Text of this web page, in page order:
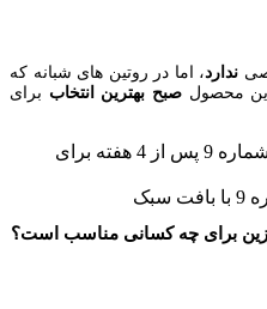
ندارد، اما در روتین های شبانه که
این محصول صبح بهترین انتخاب برای
برای چه کسانی مناسب است؟